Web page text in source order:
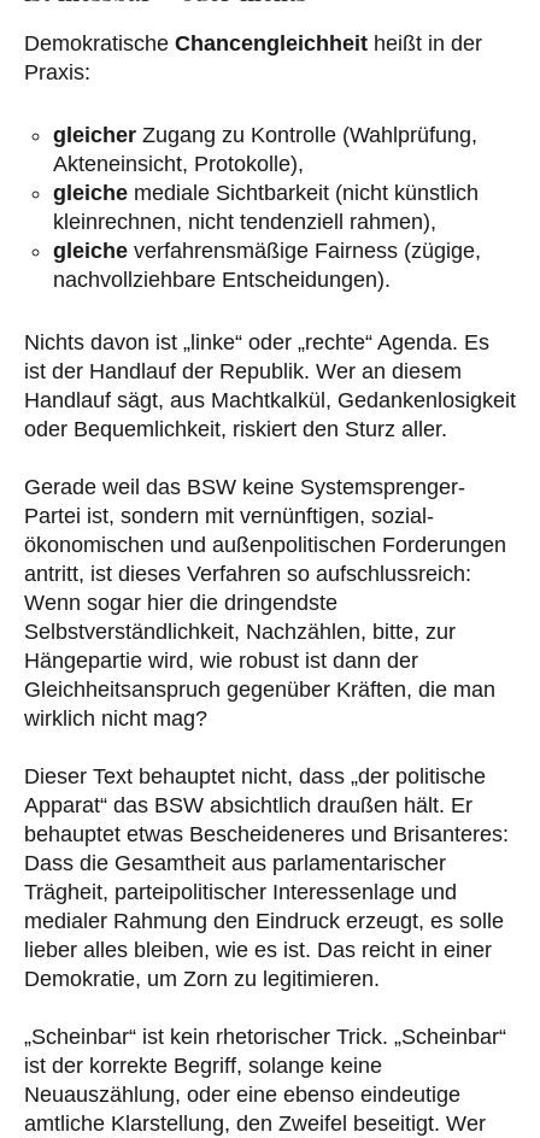
Demokratische Chancengleichheit heißt in der
Praxis:
gleicher Zugang zu Kontrolle (Wahlprüfung,
Akteneinsicht, Protokolle),
gleiche mediale Sichtbarkeit (nicht künstlich
kleinrechnen, nicht tendenziell rahmen),
gleiche verfahrensmäßige Fairness (zügige,
nachvollziehbare Entscheidungen).
Nichts davon ist „linke“ oder „rechte“ Agenda. Es
ist der Handlauf der Republik. Wer an diesem
Handlauf sägt, aus Machtkalkül, Gedankenlosigkeit
oder Bequemlichkeit, riskiert den Sturz aller.
Gerade weil das BSW keine Systemsprenger-
Partei ist, sondern mit vernünftigen, sozial-
ökonomischen und außenpolitischen Forderungen
antritt, ist dieses Verfahren so aufschlussreich:
Wenn sogar hier die dringendste
Selbstverständlichkeit, Nachzählen, bitte, zur
Hängepartie wird, wie robust ist dann der
Gleichheitsanspruch gegenüber Kräften, die man
wirklich nicht mag?
Dieser Text behauptet nicht, dass „der politische
Apparat“ das BSW absichtlich draußen hält. Er
behauptet etwas Bescheideneres und Brisanteres:
Dass die Gesamtheit aus parlamentarischer
Trägheit, parteipolitischer Interessenlage und
medialer Rahmung den Eindruck erzeugt, es solle
lieber alles bleiben, wie es ist. Das reicht in einer
Demokratie, um Zorn zu legitimieren.
„Scheinbar“ ist kein rhetorischer Trick. „Scheinbar“
ist der korrekte Begriff, solange keine
Neuauszählung, oder eine ebenso eindeutige
amtliche Klarstellung, den Zweifel beseitigt. Wer